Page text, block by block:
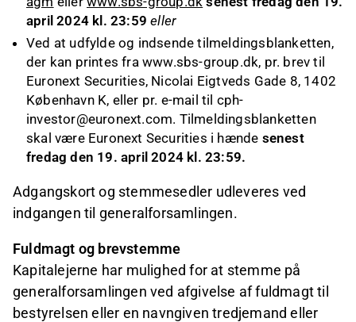
april 2024 kl. 23:59eller
Ved at udfylde og indsende tilmeldingsblanketten,
der kan printes fra www.sbs-group.dk, pr. brev til
Euronext Securities, Nicolai Eigtveds Gade 8, 1402
København K, eller pr. e-mail til cph-
investor@euronext.com. Tilmeldingsblanketten
skal være Euronext Securities i hænde senest
fredag den 19. april 2024 kl. 23:59.
Adgangskort og stemmesedler udleveres ved
indgangen til generalforsamlingen.
Fuldmagt og brevstemme
Kapitalejerne har mulighed for at stemme på
generalforsamlingen ved afgivelse af fuldmagt til
bestyrelsen eller en navngiven tredjemand eller